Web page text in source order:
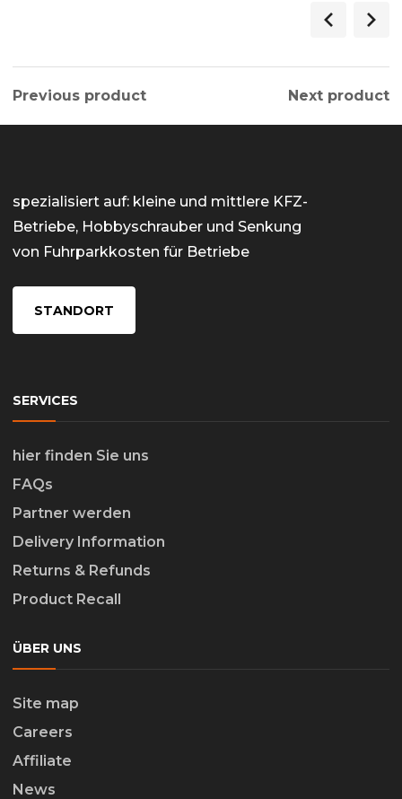
Previous product Next product
spezialisiert auf: kleine und mittlere KFZ-
Betriebe, Hobbyschrauber und Senkung
von Fuhrparkkosten für Betriebe
STANDORT
SERVICES
hier finden Sie uns
FAQs
Partner werden
Delivery Information
Returns & Refunds
Product Recall
ÜBER UNS
Site map
Careers
Affiliate
News